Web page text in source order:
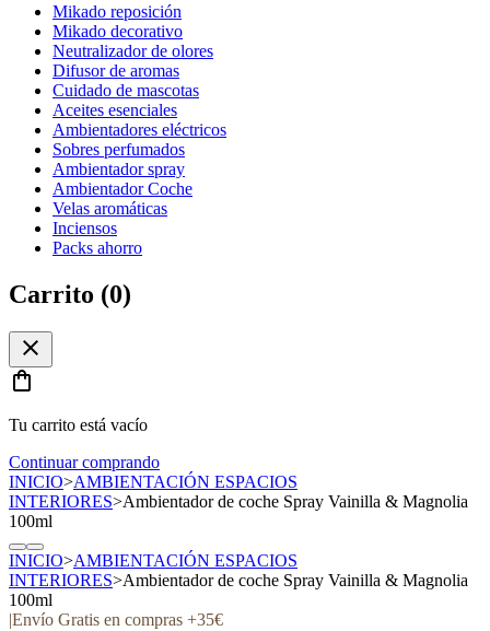
Mikado reposición
Mikado decorativo
Neutralizador de olores
Difusor de aromas
Cuidado de mascotas
Aceites esenciales
Ambientadores eléctricos
Sobres perfumados
Ambientador spray
Ambientador Coche
Velas aromáticas
Inciensos
Packs ahorro
Carrito (0)
close
shopping_bag
Tu carrito está vacío
Continuar comprando
INICIO>AMBIENTACIÓN ESPACIOS
INTERIORES>Ambientador de coche Spray Vainilla & Magnolia
100ml
INICIO>AMBIENTACIÓN ESPACIOS
INTERIORES>Ambientador de coche Spray Vainilla & Magnolia
100ml
|Envío Gratis en compras +35€